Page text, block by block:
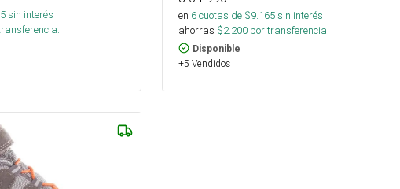
sin interés
en 6cuotas de $9.165sin interés
ahorras $2.200por transferencia.
Disponible
+5 Vendidos